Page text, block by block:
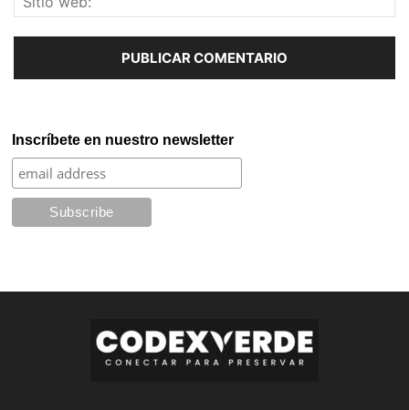
Inscríbete en nuestro newsletter